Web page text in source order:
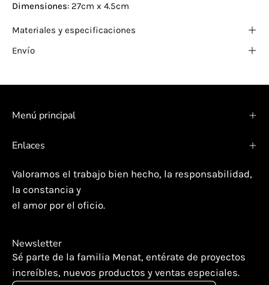
Dimensiones: 27cm x 4.5cm
Materiales y especificaciones
Envío
Menú principal
Enlaces
Valoramos el trabajo bien hecho, la responsabilidad,
la constancia y
el amor por el oficio.
Newsletter
Sé parte de la familia Menat, entérate de proyectos
increíbles, nuevos productos y ventas especiales.